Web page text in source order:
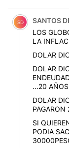
Comentario de
SD SANTOS
LOS
LA
DOLAR
DOLAR
...20
DOLAR
PAGARON
SI
PODIA